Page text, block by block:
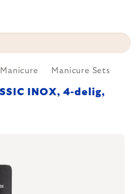
Manicure Manicure Sets
INOX, 4-delig,